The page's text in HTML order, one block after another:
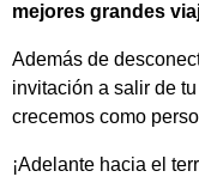
mejores grandes
Además de
invitación a salir de
crecemos como
¡Adelante hacia el